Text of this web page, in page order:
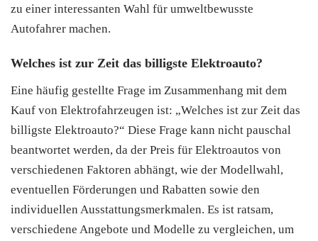
zu einer interessanten Wahl für umweltbewusste
Autofahrer machen.
Welches ist zur Zeit das billigste Elektroauto?
Eine häufig gestellte Frage im Zusammenhang mit dem
Kauf von Elektrofahrzeugen ist: „Welches ist zur Zeit das
billigste Elektroauto?“ Diese Frage kann nicht pauschal
beantwortet werden, da der Preis für Elektroautos von
verschiedenen Faktoren abhängt, wie der Modellwahl,
eventuellen Förderungen und Rabatten sowie den
individuellen Ausstattungsmerkmalen. Es ist ratsam,
verschiedene Angebote und Modelle zu vergleichen, um